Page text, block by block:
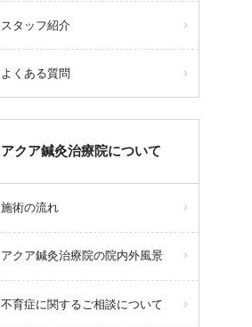
スタッフ紹介
よくある質問
アクア鍼灸治療院について
施術の流れ
アクア鍼灸治療院の院内外風景
不育症に関するご相談について